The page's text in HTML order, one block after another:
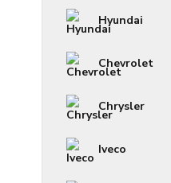
Hyundai
Chevrolet
Chrysler
Iveco